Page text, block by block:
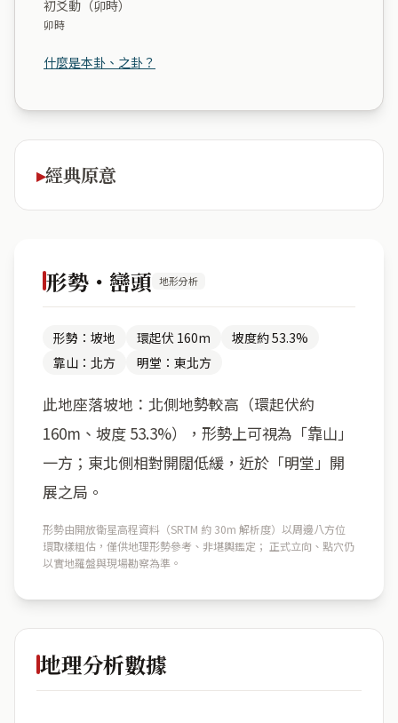
初爻動（卯時）
卯時
什麼是本卦、之卦？
經典原意
形勢・巒頭 地形分析
形勢：坡地 環起伏 160m
坡度約 53.3%
靠山：北方
明堂：東北方
此地座落坡地：北側地勢較高（環起伏約
160m、坡度 53.3%），形勢上可視為「靠山」
一方；東北側相對開闊低緩，近於「明堂」開
展之局。
形勢由開放衛星高程資料（SRTM 約 30m 解析度）以周邊八方位
環取樣粗估，僅供地理形勢參考、非堪輿鑑定； 正式立向、點穴仍
以實地羅盤與現場勘察為準。
地理分析數據